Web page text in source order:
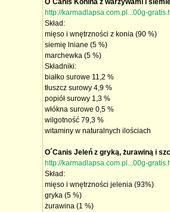
O´Canis Konina z warzywami i
http://karmadlapsa.com.pl...00g-
Skład:
mięso i wnętrzności z konia (90 %)
siemię lniane (5 %)
marchewka (5 %)
Składniki:
białko surowe 11,2 %
tłuszcz surowy 4,9 %
popiół surowy 1,3 %
włókna surowe 0,5 %
wilgotność 79,3 %
witaminy w naturalnych ilościach
O´Canis Jeleń z gryką, żurawiną i
http://karmadlapsa.com.pl...00g-
Skład:
mięso i wnętrzności jelenia (93%)
gryka (5 %)
żurawina (1 %)